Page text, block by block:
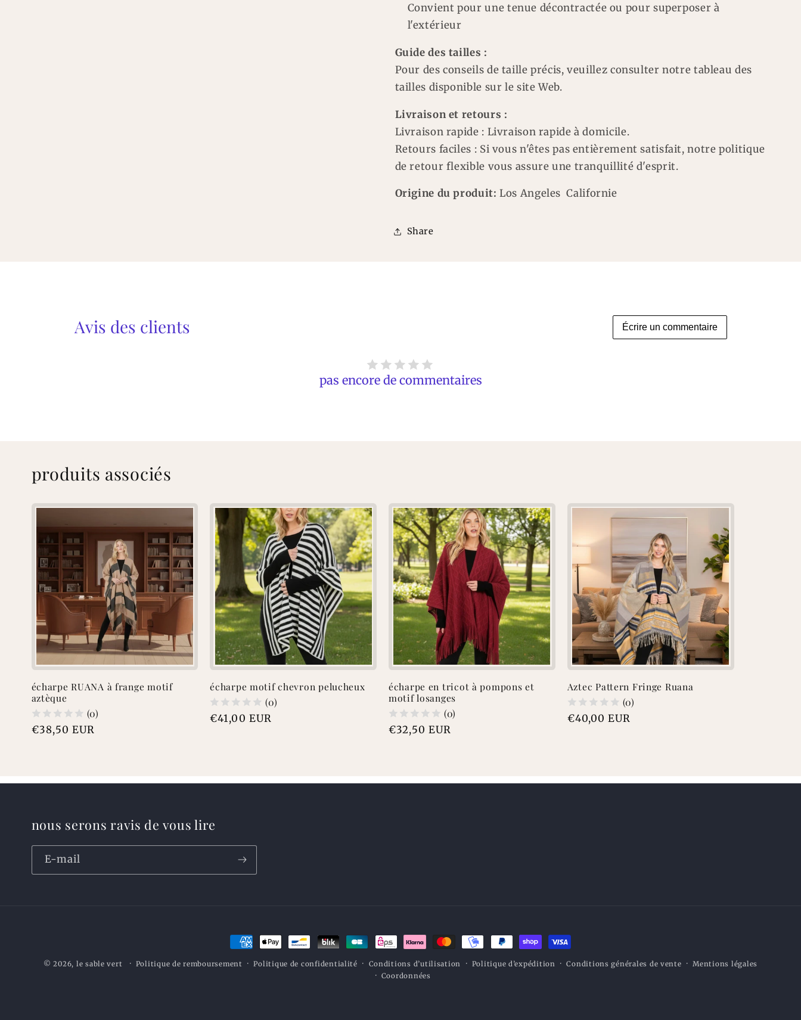
Convient pour une tenue décontractée ou pour superposer à
l'extérieur
Guide des tailles :
Pour des conseils de taille précis, veuillez consulter notre tableau des
tailles disponible sur le site Web.
Livraison et retours :
Livraison rapide : Livraison rapide à domicile.
Retours faciles : Si vous n'êtes pas entièrement satisfait, notre politique
de retour flexible vous assure une tranquillité d'esprit.
Origine du produit: Los Angeles Californie
Share
Avis des clients Écrire un commentaire
pas encore de commentaires
produits associés
écharpe RUANA à frange motif
aztèque
(0)
Prix
€38,50 EUR
écharpe motif chevron pelucheux
(0)
Prix
€41,00 EUR
écharpe en tricot à pompons et
motif losanges
(0)
Prix
€32,50 EUR
Aztec Pattern Fringe Ruana
(0)
Prix
€40,00 EUR
nous serons ravis de vous lire
E-mail
Moyens
de
© 2026, le sable vert Politique de remboursement Politique de confidentialité Conditions d’utilisation Politique d’expédition Conditions générales de vente
Mentions légales
Coordonnées